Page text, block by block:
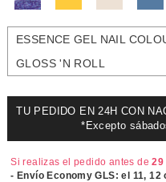
ESSENCE GEL NAIL
GLOSS 'N ROLL
TU PEDIDO EN 24H CON
*Excepto
Si realizas el pedido antes de29
- Envío Economy GLS: el 11, 12